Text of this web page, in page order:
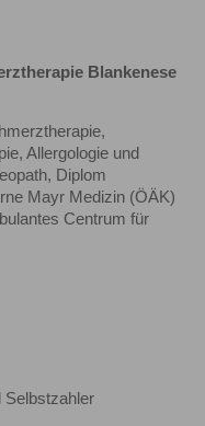
Blankenese
Allergologie und
Diplom
Mayr Medizin (ÖÄK)
Centrum für
Selbstzahler